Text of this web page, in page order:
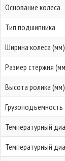
Основание колеса
Тип подшипника
Ширина колеса (мм)
Размер стержня
Высота ролика (мм)
Грузоподъемность
Температурный
Температурный